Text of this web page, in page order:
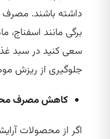
داشته باشند.
برگی مانند اسفناج،
سعی کنید در سبد
جلوگیری از ریزش
کاهش مصرف
اگر از محصولات